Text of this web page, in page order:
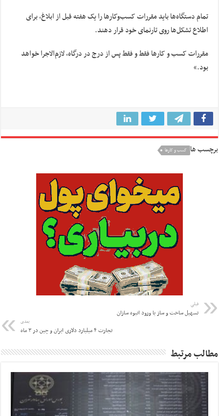
تمام دستگاه‌ها باید مقررات کسب‌وکارها را یک هفته قبل از ابلاغ، برای
اطلاع تشکل‌ها روی تارنمای خود قرار دهند.
مقررات کسب و کارها فقط و فقط پس از درج در درگاه، لازم‌الاجرا خواهد
بود.»
برچسب ها کسب و کارها
قبلی
تسهیل ساخت و ساز با ورود انبوه سازان
بعدی
تجارت ۴ میلیارد دلاری ایران و چین در ۳ ماه
مطالب مرتبط